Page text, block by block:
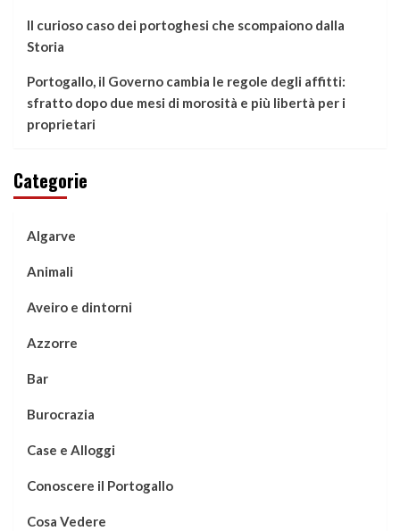
Il curioso caso dei portoghesi che scompaiono dalla
Storia
Portogallo, il Governo cambia le regole degli affitti:
sfratto dopo due mesi di morosità e più libertà per i
proprietari
Categorie
Algarve
Animali
Aveiro e dintorni
Azzorre
Bar
Burocrazia
Case e Alloggi
Conoscere il Portogallo
Cosa Vedere